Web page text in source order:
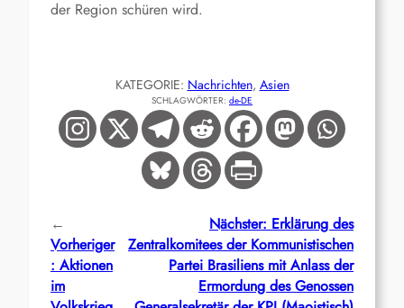
der Region schüren wird.
KATEGORIE: Nachrichten, Asien
SCHLAGWÖRTER: de-DE
←
Vorheriger
: Aktionen
im
Nächster: Erklärung des
Zentralkomitees der Kommunistischen
Partei Brasiliens mit Anlass der
Ermordung des Genossen